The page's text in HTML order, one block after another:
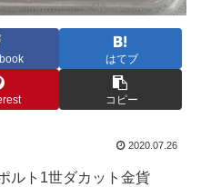
はてブ
コピー
2020.07.26
ルト1世ダカット金貨